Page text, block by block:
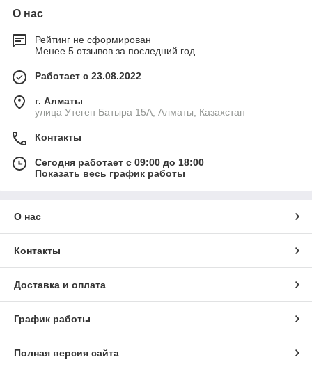
О нас
Рейтинг не сформирован
Менее 5 отзывов за последний год
Работает с 23.08.2022
г. Алматы
улица Утеген Батыра 15А, Алматы, Казахстан
Контакты
Сегодня работает с 09:00 до 18:00
Показать весь график работы
О нас
Контакты
Доставка и оплата
График работы
Полная версия сайта